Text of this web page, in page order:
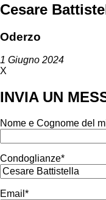
Cesare
Oderzo
1 Giugno 2024
X
INVIA UN
Nome e Cognome del
Condoglianze*
Email*